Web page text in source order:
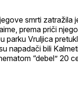
smrti zatražila
prema priči
parku Vruljica
napadači bili
“debel” 20